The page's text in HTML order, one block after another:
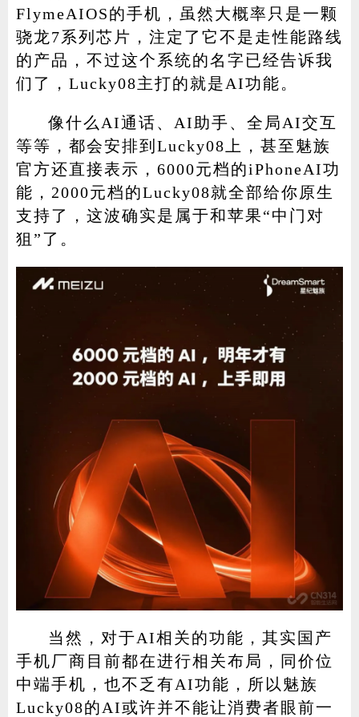
FlymeAIOS的手机，虽然大概率只是一颗
骁龙7系列芯片，注定了它不是走性能路线
的产品，不过这个系统的名字已经告诉我
们了，Lucky08主打的就是AI功能。
像什么AI通话、AI助手、全局AI交互
等等，都会安排到Lucky08上，甚至魅族
官方还直接表示，6000元档的iPhoneAI功
能，2000元档的Lucky08就全部给你原生
支持了，这波确实是属于和苹果“中门对
狙”了。
当然，对于AI相关的功能，其实国产
手机厂商目前都在进行相关布局，同价位
中端手机，也不乏有AI功能，所以魅族
Lucky08的AI或许并不能让消费者眼前一